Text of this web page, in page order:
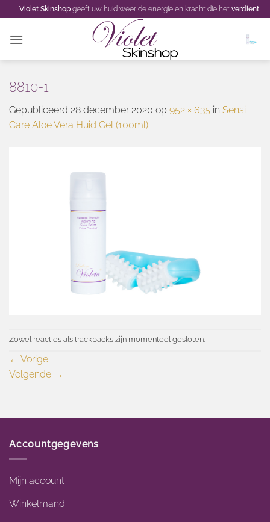
naar
inhoud
Violet Skinshopgeeft uw huid weer de energie en kracht die het verdient.
8810-1
Gepubliceerd 28 december 2020 op 952 × 635 in Sensi
Care Aloe Vera Huid Gel (100ml)
Zowel reacties als trackbacks zijn momenteel gesloten.
← Vorige
Volgende →
Accountgegevens
Mijn account
Winkelmand